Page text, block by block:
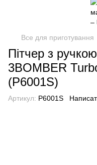
Все для приготування
Пітчер з
3BOMBER
(P6001S)
Артикул: P6001S